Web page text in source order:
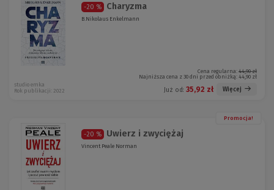
-20 % Charyzma
B.Nikolaus Enkelmann
Cena regularna: 44,90 zł
Najniższa cena z 30 dni przed obniżką: 44,90 zł
Już od: 35,92 zł Więcej
studio emka
Rok publikacji: 2022
Promocja!
-20 % Uwierz i zwyciężaj
Vincent Peale Norman